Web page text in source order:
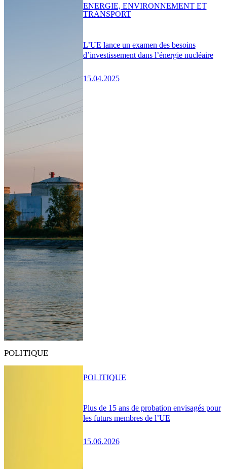
L’UE lance un examen des besoins
d’investissement dans l’énergie nucléaire
15.04.2025
ENERGIE, ENVIRONNEMENT ET
TRANSPORT
POLITIQUE
Plus de 15 ans de probation envisagés pour
les futurs membres de l’UE
15.06.2026
POLITIQUE